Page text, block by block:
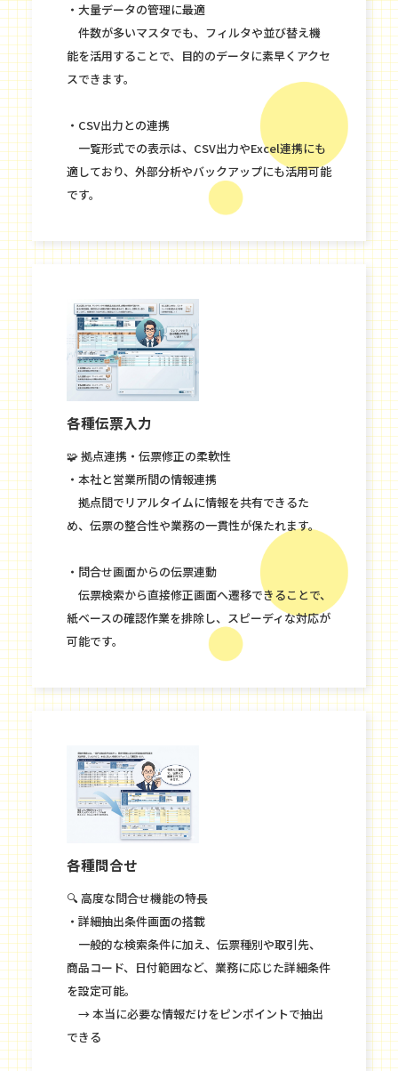
・大量データの管理に最適
件数が多いマスタでも、フィルタや並び替え機
能を活用することで、目的のデータに素早くアクセ
スできます。
・CSV出力との連携
一覧形式での表示は、CSV出力やExcel連携にも
適しており、外部分析やバックアップにも活用可能
です。
各種伝票入力
🧩 拠点連携・伝票修正の柔軟性
・本社と営業所間の情報連携
拠点間でリアルタイムに情報を共有できるた
め、伝票の整合性や業務の一貫性が保たれます。
・問合せ画面からの伝票連動
伝票検索から直接修正画面へ遷移できることで、
紙ベースの確認作業を排除し、スピーディな対応が
可能です。
各種問合せ
🔍 高度な問合せ機能の特長
・詳細抽出条件画面の搭載
一般的な検索条件に加え、伝票種別や取引先、
商品コード、日付範囲など、業務に応じた詳細条件
を設定可能。
→ 本当に必要な情報だけをピンポイントで抽出
できる